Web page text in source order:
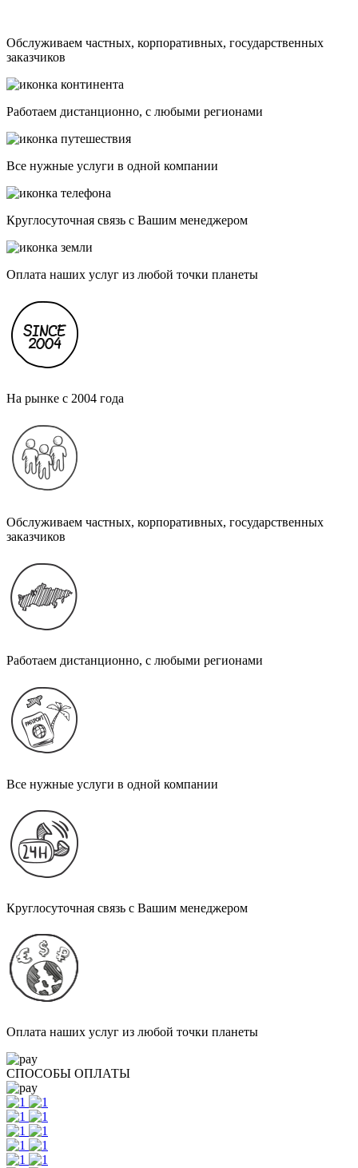
Обслуживаем частных, корпоративных, государственных
заказчиков
Работаем дистанционно, с любыми регионами
Все нужные услуги в одной компании
Круглосуточная связь с Вашим менеджером
Оплата наших услуг из любой точки планеты
На рынке с 2004 года
Обслуживаем частных, корпоративных, государственных
заказчиков
Работаем дистанционно, с любыми регионами
Все нужные услуги в одной компании
Круглосуточная связь с Вашим менеджером
Оплата наших услуг из любой точки планеты
СПОСОБЫ ОПЛАТЫ